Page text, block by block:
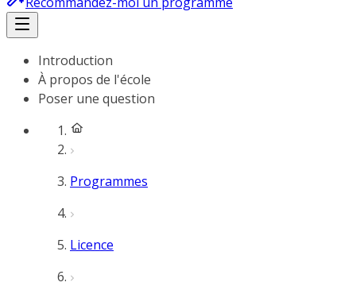
Introduction
À propos de l'école
Poser une question
Programmes
Licence